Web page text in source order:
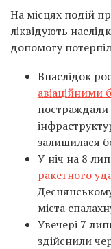
На місцях подій
ліквідують
допомогу
Внаслідок
постраждали
залишилася
У ніч на 8
ракетного
міста
Увечері 7
здійснили